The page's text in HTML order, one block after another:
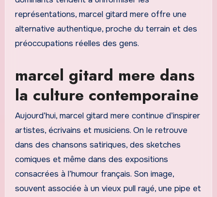
représentations, marcel gitard mere offre une
alternative authentique, proche du terrain et des
préoccupations réelles des gens.
marcel gitard mere dans
la culture contemporaine
Aujourd’hui, marcel gitard mere continue d’inspirer
artistes, écrivains et musiciens. On le retrouve
dans des chansons satiriques, des sketches
comiques et même dans des expositions
consacrées à l’humour français. Son image,
souvent associée à un vieux pull rayé, une pipe et